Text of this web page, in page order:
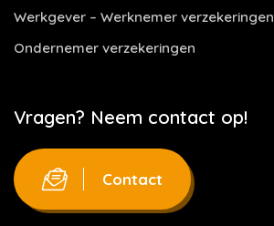
Werkgever – Werknemer verzekeringen
Ondernemer verzekeringen
Vragen? Neem contact op!
Contact